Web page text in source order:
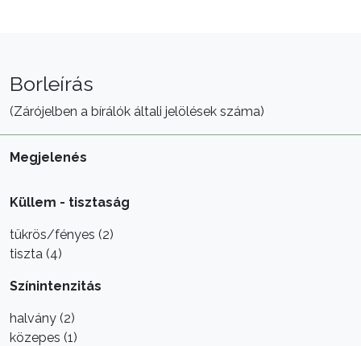
Borleírás
(Zárójelben a bírálók általi jelölések száma)
Megjelenés
Küllem - tisztaság
tükrös/fényes (2)
tiszta (4)
Színintenzitás
halvány (2)
közepes (1)